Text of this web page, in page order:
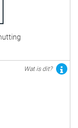
Wat is dit?